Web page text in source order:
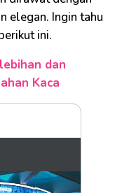
elegan. Ingin tahu
ini.
dan
Kaca